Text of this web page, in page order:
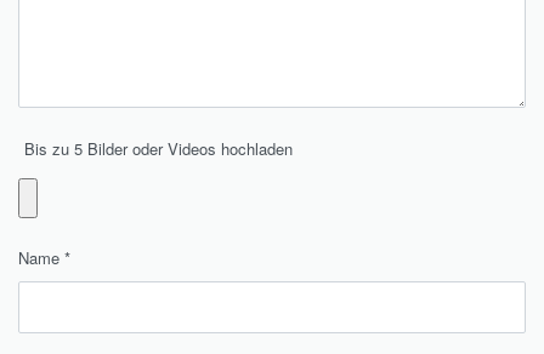
Bis zu 5 Bilder oder Videos hochladen
Name *